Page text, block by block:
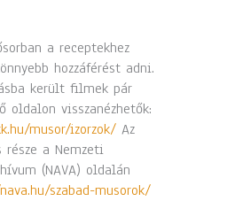
a receptekhez
hozzáférést adni.
került filmek pár
oldalon visszanézhetők:
musor/izorzok/ Az
része a Nemzeti
(NAVA) oldalán
szabad-musorok/